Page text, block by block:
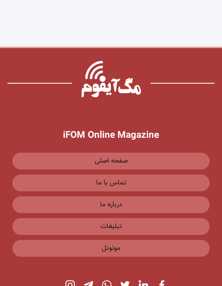
iFOM Online Magazine
صفحه اصلی
تماس با ما
درباره ما
تبلیغات
مونوتل